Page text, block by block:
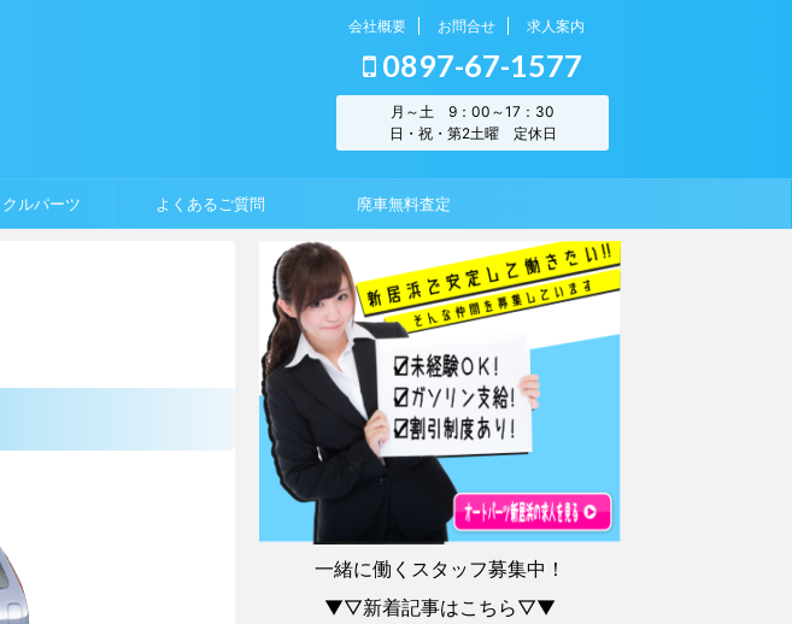
会社概要 お問合せ 求人案内
0897-67-1577
月～土 9：00～17：30
日・祝・第2土曜 定休日
クルパーツ よくあるご質問 廃車無料査定
一緒に働くスタッフ募集中！
▼▽新着記事はこちら▽▼